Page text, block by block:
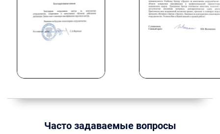
Часто задаваемые вопросы